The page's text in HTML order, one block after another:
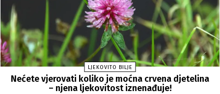
LJEKOVITO BILJE
Nećete vjerovati koliko je moćna crvena djetelina
– njena ljekovitost iznenađuje!